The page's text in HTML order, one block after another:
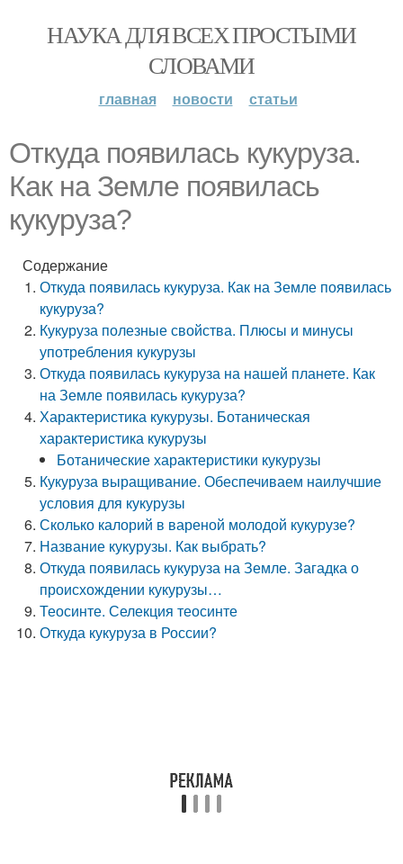
НАУКА ДЛЯ ВСЕХ ПРОСТЫМИ
СЛОВАМИ
главная новости статьи
Откуда появилась кукуруза.
Как на Земле появилась
кукуруза?
Содержание
Откуда появилась кукуруза. Как на Земле появилась
кукуруза?
Кукуруза полезные свойства. Плюсы и минусы
употребления кукурузы
Откуда появилась кукуруза на нашей планете. Как
на Земле появилась кукуруза?
Характеристика кукурузы. Ботаническая
характеристика кукурузы
Ботанические характеристики кукурузы
Кукуруза выращивание. Обеспечиваем наилучшие
условия для кукурузы
Сколько калорий в вареной молодой кукурузе?
Название кукурузы. Как выбрать?
Откуда появилась кукуруза на Земле. Загадка о
происхождении кукурузы…
Теосинте. Селекция теосинте
Откуда кукуруза в России?